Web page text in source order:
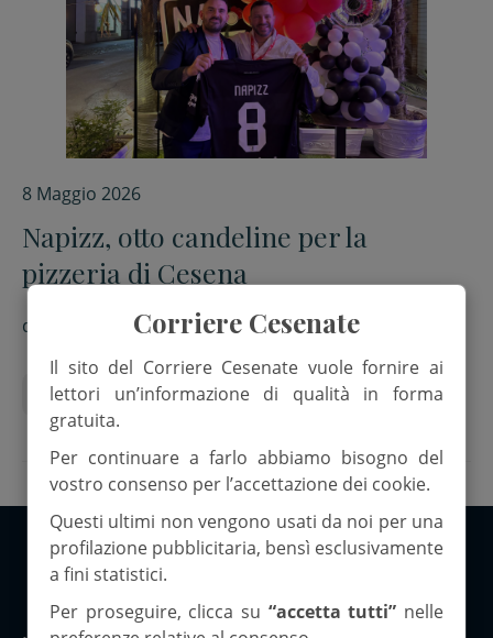
8 Maggio 2026
Napizz, otto candeline per la
pizzeria di Cesena
di
Napizz
Copyright 2026 ©Corriere Cesenate
Corriere Cesenate
Il sito del Corriere Cesenate vuole fornire ai
lettori un’informazione di qualità in forma
gratuita.
Per continuare a farlo abbiamo bisogno del
vostro consenso per l’accettazione dei cookie.
Questi ultimi non vengono usati da noi per una
profilazione pubblicitaria, bensì esclusivamente
a fini statistici.
Per proseguire, clicca su “accetta tutti” nelle